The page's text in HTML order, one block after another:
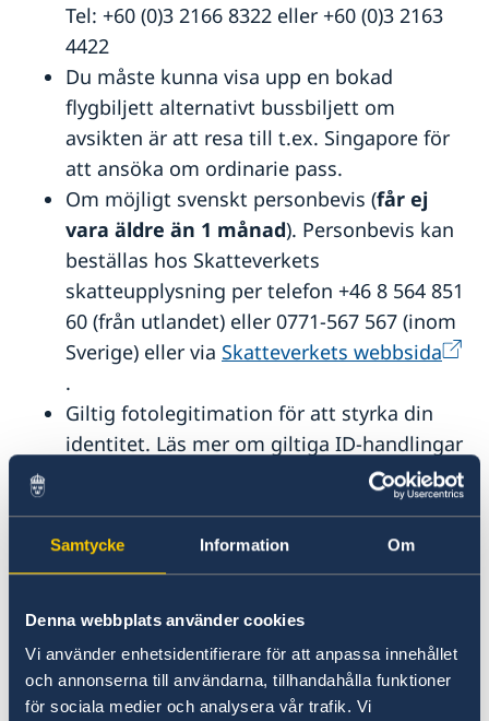
Samtycke Information Om
Denna webbplats använder cookies
Vi använder enhetsidentifierare för att anpassa innehållet
och annonserna till användarna, tillhandahålla funktioner
för sociala medier och analysera vår trafik. Vi
Tel: +60 (0)3 2166 8322 eller +60 (0)3 2163
4422
Du måste kunna visa upp en bokad
flygbiljett alternativt bussbiljett om
avsikten är att resa till t.ex. Singapore för
att ansöka om ordinarie pass.
Om möjligt svenskt personbevis (får ej
vara äldre än 1 månad). Personbevis kan
beställas hos Skatteverkets
skatteupplysning per telefon +46 8 564 851
60 (från utlandet) eller 0771-567 567 (inom
Sverige) eller via Skatteverkets webbsida
.
Giltig fotolegitimation för att styrka din
identitet. Läs mer om giltiga ID-handlingar
Observera att om
du inte har en giltig ID-handling kan du
låta någon annan intyga din identitet, en
Polisens hemsida.
Avgiften för passet är 1800 kr omräknat i
lokal valuta och kan betalas med